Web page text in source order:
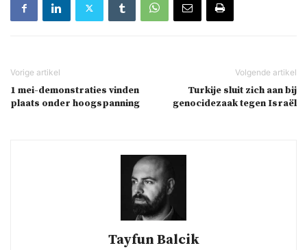
1 mei-demonstraties vinden
plaats onder hoogspanning
Turkije sluit zich aan bij
genocidezaak tegen Israël
Tayfun Balcik